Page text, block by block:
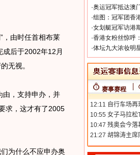
由时任首相布莱
后于2002年12月
无视。
，支持申办，并
求，这才有了2005
为什么不应申办奥
·奥运冠军抵达澳
·组图：冠军团香
·女划艇冠军访港
·香港女粉丝惊呼
·体坛九大浓妆明
赛事赛程